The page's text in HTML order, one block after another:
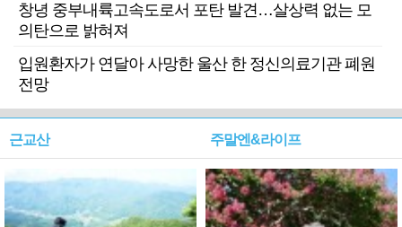
창녕 중부내륙고속도로서 포탄 발견…살상력 없는 모
의탄으로 밝혀져
입원환자가 연달아 사망한 울산 한 정신의료기관 폐원
전망
근교산 주말엔&라이프